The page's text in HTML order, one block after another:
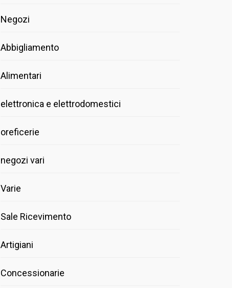
Negozi
Abbigliamento
Alimentari
elettronica e elettrodomestici
oreficerie
negozi vari
Varie
Sale Ricevimento
Artigiani
Concessionarie